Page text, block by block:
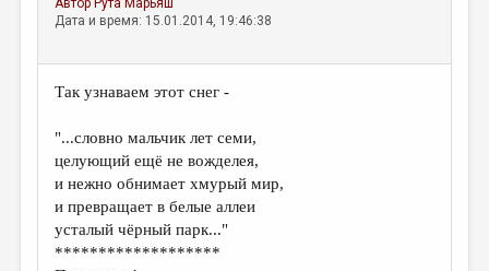
КУЛЬТУРОВЕДЕНИЕ
РЕЦЕНЗИРОВАНИЕ
ЦИКЛЫ ПУБЛИКАЦИЙ
ТРЕДИАКОВСКИЙ
МЕДИА
ВКОНТАКТЕ
Автор Рута Марьяш
Дата и время: 15.01.2014, 19:46:38
Так узнаваем этот снег -
"...словно мальчик лет семи,
целующий ещё не вожделея,
и нежно обнимает хмурый мир,
и превращает в белые аллеи
усталый чёрный парк..."
*******************